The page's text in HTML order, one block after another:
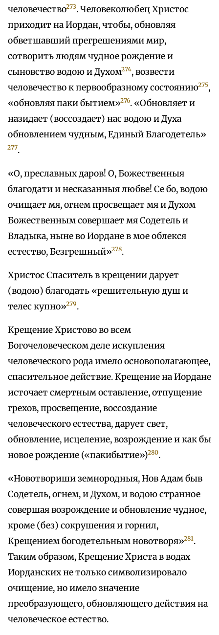
человечество273. Человеколюбец Христос
приходит на Иордан, чтобы, обновляя
обветшавший прегрешениями мир,
сотворить людям чудное рождение и
сыновство водою и Духом274, возвести
человечество к первообразному состоянию275,
«обновляя паки бытием»276. «Обновляет и
назидает (воссоздает) нас водою и Духа
обновлением чудным, Единый Благодетель»
277.
«О, преславных даров! О, Божественныя
благодати и несказанныя любве! Се бо, водою
очищает мя, огнем просвещает мя и Духом
Божественным совершает мя Содетель и
Владыка, ныне во Иордане в мое облекся
естество, Безгрешный»278.
Христос Спаситель в крещении дарует
(водою) благодать «решительную душ и
телес купно»279.
Крещение Христово во всем
Богочеловеческом деле искупления
человеческого рода имело основополагающее,
спасительное действие. Крещение на Иордане
источает смертным оставление, отпущение
грехов, просвещение, воссоздание
человеческого естества, дарует свет,
обновление, исцеление, возрождение и как бы
новое рождение («пакибытие»)280.
«Новотвориши земнородныя, Нов Адам быв
Содетель, огнем, и Духом, и водою странное
совершая возрождение и обновление чудное,
кроме (без) сокрушения и горнил,
Крещением богодетельным новотворя»281.
Таким образом, Крещение Христа в водах
Иорданских не только символизировало
очищение, но имело значение
преобразующего, обновляющего действия на
человеческое естество.